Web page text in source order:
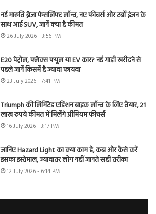
नई मारुति ब्रेजा फेसलिफ्ट लॉन्च, नए फीचर्स और टर्बो इंजन के
साथ आई SUV, जानें क्या है कीमत
26 July 2026 - 3:56 PM
E20 पेट्रोल, फ्लेक्स फ्यूल या EV कार? नई गाड़ी खरीदने से
पहले जानें किसमें है ज्यादा फायदा
23 July 2026 - 7:41 PM
Triumph की लिमिटेड एडिशन बाइक लॉन्च के लिए तैयार, 21
लाख रुपये कीमत में मिलेंगे प्रीमियम फीचर्स
16 July 2026 - 3:17 PM
जानिए Hazard Light का क्या काम है, कब और कैसे करें
इसका इस्तेमाल, ज्यादातर लोग नहीं जानते सही तरीका
12 July 2026 - 6:14 PM